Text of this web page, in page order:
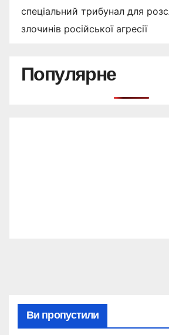
спеціальний трибунал для
злочинів російської агресії
Популярне
Ви пропустили